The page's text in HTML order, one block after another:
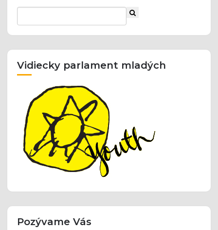
Vidiecky parlament mladých
Pozývame Vás